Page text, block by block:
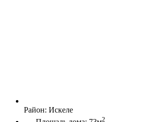
Район: Искеле
2